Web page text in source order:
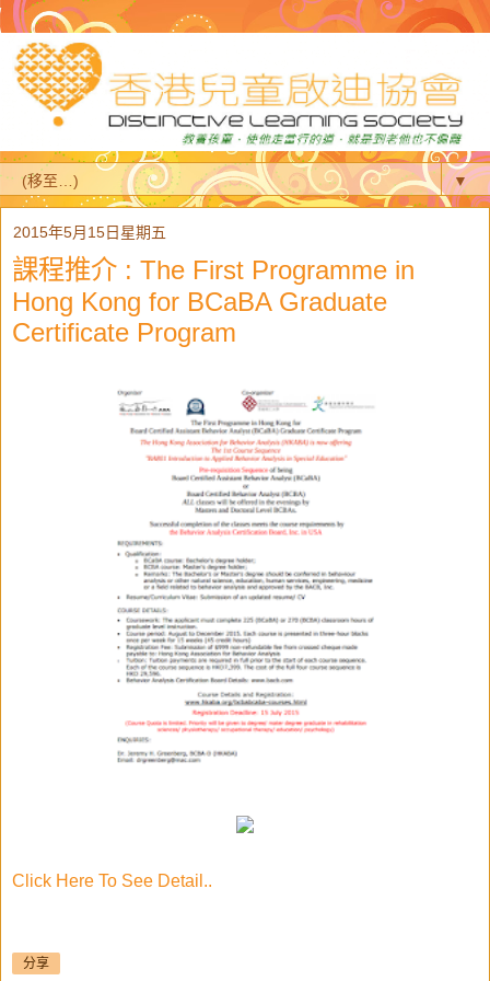
▼
2015年5月15日星期五
課程推介 : The First Programme in
Hong Kong for BCaBA Graduate
Certificate Program
Click Here To See Detail..
分享